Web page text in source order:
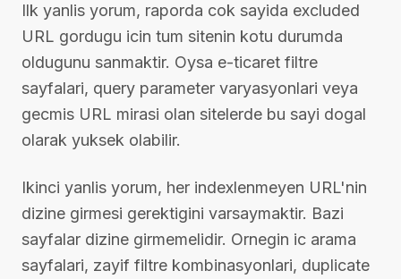
Ilk yanlis yorum, raporda cok sayida excluded
URL gordugu icin tum sitenin kotu durumda
oldugunu sanmaktir. Oysa e-ticaret filtre
sayfalari, query parameter varyasyonlari veya
gecmis URL mirasi olan sitelerde bu sayi dogal
olarak yuksek olabilir.
Ikinci yanlis yorum, her indexlenmeyen URL'nin
dizine girmesi gerektigini varsaymaktir. Bazi
sayfalar dizine girmemelidir. Ornegin ic arama
sayfalari, zayif filtre kombinasyonlari, duplicate